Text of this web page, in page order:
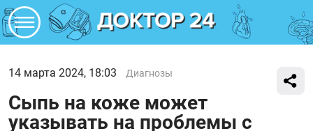
14 марта 2024, 18:03 Диагнозы
Сыпь на коже может
указывать на проблемы с